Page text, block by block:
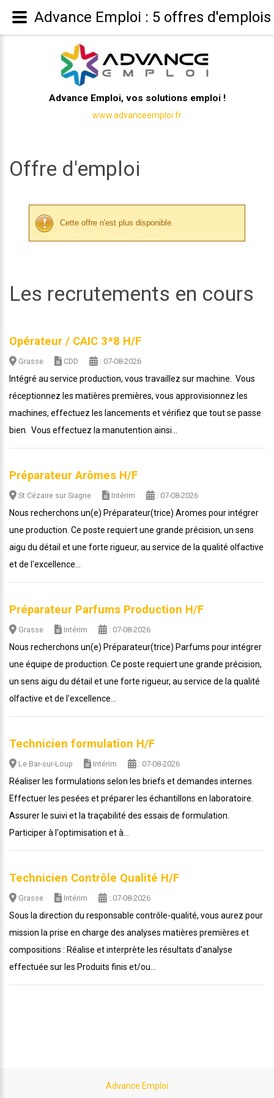
Advance Emploi, vos solutions emploi !
www.advanceemploi.fr
Offre d'emploi
Cette offre n'est plus disponible.
Les recrutements en cours
Opérateur / CAIC 3*8 H/F
Grasse CDD : 07-08-2026
Intégré au service production, vous travaillez sur machine. Vous
réceptionnez les matières premières, vous approvisionnez les
machines, effectuez les lancements et vérifiez que tout se passe
bien. Vous effectuez la manutention ainsi...
Préparateur Arômes H/F
St Cézaire sur Siagne Intérim : 07-08-2026
Nous recherchons un(e) Préparateur(trice) Aromes pour intégrer
une production. Ce poste requiert une grande précision, un sens
aigu du détail et une forte rigueur, au service de la qualité olfactive
et de l'excellence...
Préparateur Parfums Production H/F
Grasse Intérim : 07-08-2026
Nous recherchons un(e) Préparateur(trice) Parfums pour intégrer
une équipe de production. Ce poste requiert une grande précision,
un sens aigu du détail et une forte rigueur, au service de la qualité
olfactive et de l'excellence...
Technicien formulation H/F
Le Bar-sur-Loup Intérim : 07-08-2026
Réaliser les formulations selon les briefs et demandes internes.
Effectuer les pesées et préparer les échantillons en laboratoire.
Assurer le suivi et la traçabilité des essais de formulation.
Participer à l'optimisation et à...
Technicien Contrôle Qualité H/F
Grasse Intérim : 07-08-2026
Sous la direction du responsable contrôle-qualité, vous aurez pour
mission la prise en charge des analyses matières premières et
compositions : Réalise et interprète les résultats d'analyse
effectuée sur les Produits finis et/ou...
Advance Emploi
Advance Emploi : 5 offres